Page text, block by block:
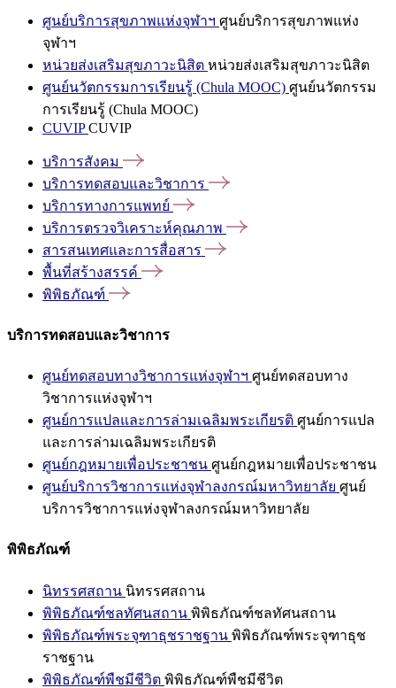
ศูนย์บริการสุขภาพแห่งจุฬาฯ ศูนย์บริการสุขภาพแห่ง
จุฬาฯ
หน่วยส่งเสริมสุขภาวะนิสิต หน่วยส่งเสริมสุขภาวะนิสิต
ศูนย์นวัตกรรมการเรียนรู้ (Chula MOOC) ศูนย์นวัตกรรม
การเรียนรู้ (Chula MOOC)
CUVIPCUVIP
บริการสังคม
บริการทดสอบและวิชาการ
บริการทางการแพทย์
บริการตรวจวิเคราะห์คุณภาพ
สารสนเทศและการสื่อสาร
พื้นที่สร้างสรรค์
พิพิธภัณฑ์
บริการทดสอบและวิชาการ
ศูนย์ทดสอบทางวิชาการแห่งจุฬาฯ ศูนย์ทดสอบทาง
วิชาการแห่งจุฬาฯ
ศูนย์การแปลและการล่ามเฉลิมพระเกียรติ ศูนย์การแปล
และการล่ามเฉลิมพระเกียรติ
ศูนย์กฎหมายเพื่อประชาชน ศูนย์กฎหมายเพื่อประชาชน
ศูนย์บริการวิชาการแห่งจุฬาลงกรณ์มหาวิทยาลัย ศูนย์
บริการวิชาการแห่งจุฬาลงกรณ์มหาวิทยาลัย
พิพิธภัณฑ์
นิทรรศสถาน นิทรรศสถาน
พิพิธภัณฑ์ชลทัศนสถาน พิพิธภัณฑ์ชลทัศนสถาน
พิพิธภัณฑ์พระจุฑาธุชราชฐาน พิพิธภัณฑ์พระจุฑาธุช
ราชฐาน
พิพิธภัณฑ์พืชมีชีวิต พิพิธภัณฑ์พืชมีชีวิต